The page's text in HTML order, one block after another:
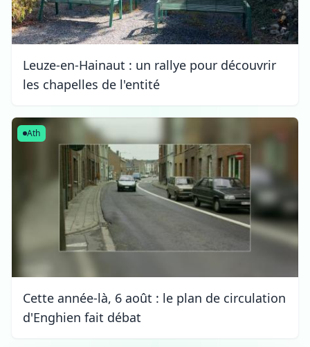
Leuze-en-Hainaut : un rallye pour découvrir
les chapelles de l'entité
Ath
Cette année-là, 6 août : le plan de circulation
d'Enghien fait débat